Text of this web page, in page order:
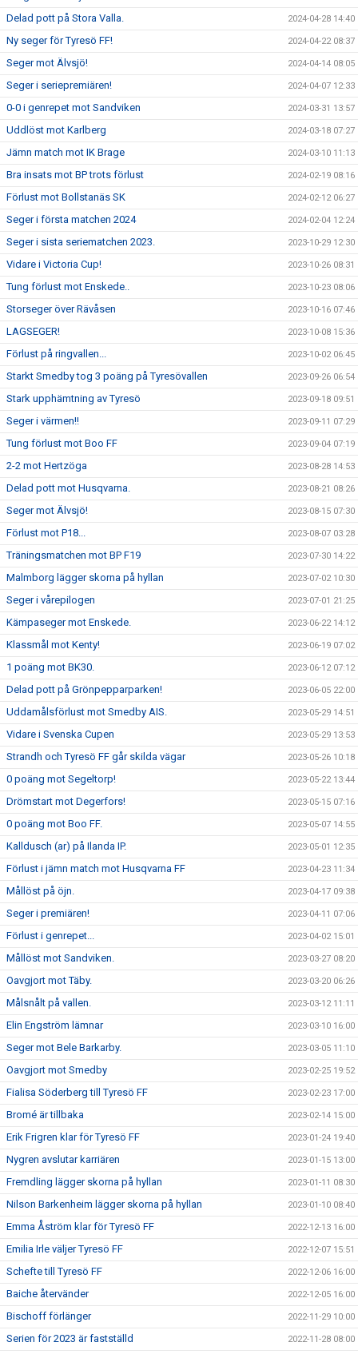
Delad pott på Stora Valla. 2024-04-28 14:40
Ny seger för Tyresö FF! 2024-04-22 08:37
Seger mot Älvsjö! 2024-04-14 08:05
Seger i seriepremiären! 2024-04-07 12:33
0-0 i genrepet mot Sandviken 2024-03-31 13:57
Uddlöst mot Karlberg 2024-03-18 07:27
Jämn match mot IK Brage 2024-03-10 11:13
Bra insats mot BP trots förlust 2024-02-19 08:16
Förlust mot Bollstanäs SK 2024-02-12 06:27
Seger i första matchen 2024 2024-02-04 12:24
Seger i sista seriematchen 2023. 2023-10-29 12:30
Vidare i Victoria Cup! 2023-10-26 08:31
Tung förlust mot Enskede.. 2023-10-23 08:06
Storseger över Rävåsen 2023-10-16 07:46
LAGSEGER! 2023-10-08 15:36
Förlust på ringvallen... 2023-10-02 06:45
Starkt Smedby tog 3 poäng på Tyresövallen 2023-09-26 06:54
Stark upphämtning av Tyresö 2023-09-18 09:51
Seger i värmen!! 2023-09-11 07:29
Tung förlust mot Boo FF 2023-09-04 07:19
2-2 mot Hertzöga 2023-08-28 14:53
Delad pott mot Husqvarna. 2023-08-21 08:26
Seger mot Älvsjö! 2023-08-15 07:30
Förlust mot P18... 2023-08-07 03:28
Träningsmatchen mot BP F19 2023-07-30 14:22
Malmborg lägger skorna på hyllan 2023-07-02 10:30
Seger i vårepilogen 2023-07-01 21:25
Kämpaseger mot Enskede. 2023-06-22 14:12
Klassmål mot Kenty! 2023-06-19 07:02
1 poäng mot BK30. 2023-06-12 07:12
Delad pott på Grönpepparparken! 2023-06-05 22:00
Uddamålsförlust mot Smedby AIS. 2023-05-29 14:51
Vidare i Svenska Cupen 2023-05-29 13:53
Strandh och Tyresö FF går skilda vägar 2023-05-26 10:18
0 poäng mot Segeltorp! 2023-05-22 13:44
Drömstart mot Degerfors! 2023-05-15 07:16
0 poäng mot Boo FF. 2023-05-07 14:55
Kalldusch (ar) på Ilanda IP. 2023-05-01 12:35
Förlust i jämn match mot Husqvarna FF 2023-04-23 11:34
Mållöst på öjn. 2023-04-17 09:38
Seger i premiären! 2023-04-11 07:06
Förlust i genrepet... 2023-04-02 15:01
Mållöst mot Sandviken. 2023-03-27 08:20
Oavgjort mot Täby. 2023-03-20 06:26
Målsnålt på vallen. 2023-03-12 11:11
Elin Engström lämnar 2023-03-10 16:00
Seger mot Bele Barkarby. 2023-03-05 11:10
Oavgjort mot Smedby 2023-02-25 19:52
Fialisa Söderberg till Tyresö FF 2023-02-23 17:00
Bromé är tillbaka 2023-02-14 15:00
Erik Frigren klar för Tyresö FF 2023-01-24 19:40
Nygren avslutar karriären 2023-01-15 13:00
Fremdling lägger skorna på hyllan 2023-01-11 08:30
Nilson Barkenheim lägger skorna på hyllan 2023-01-10 08:40
Emma Åström klar för Tyresö FF 2022-12-13 16:00
Emilia Irle väljer Tyresö FF 2022-12-07 15:51
Schefte till Tyresö FF 2022-12-06 16:00
Baiche återvänder 2022-12-05 16:00
Bischoff förlänger 2022-11-29 10:00
Serien för 2023 är fastställd 2022-11-28 08:00